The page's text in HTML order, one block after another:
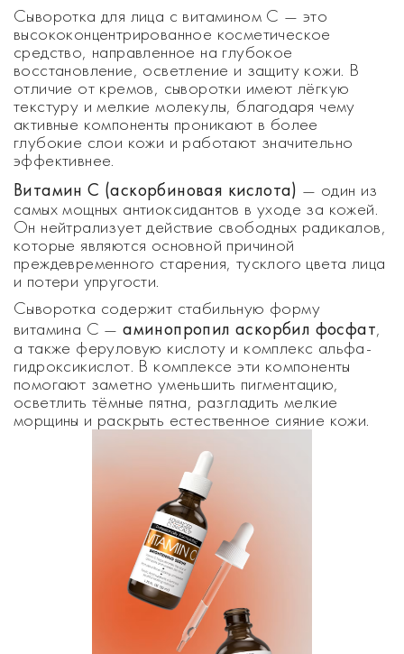
Сыворотка для лица с витамином C — это
высококонцентрированное косметическое
средство, направленное на глубокое
восстановление, осветление и защиту кожи. В
отличие от кремов, сыворотки имеют лёгкую
текстуру и мелкие молекулы, благодаря чему
активные компоненты проникают в более
глубокие слои кожи и работают значительно
эффективнее.
Витамин C (аскорбиновая кислота) — один из
самых мощных антиоксидантов в уходе за кожей.
Он нейтрализует действие свободных радикалов,
которые являются основной причиной
преждевременного старения, тусклого цвета лица
и потери упругости.
Сыворотка содержит стабильную форму
витамина C — аминопропил аскорбил фосфат,
а также феруловую кислоту и комплекс альфа-
гидроксикислот. В комплексе эти компоненты
помогают заметно уменьшить пигментацию,
осветлить тёмные пятна, разгладить мелкие
морщины и раскрыть естественное сияние кожи.